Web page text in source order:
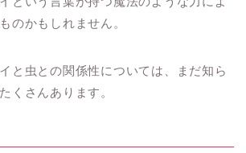
のかもしれません。
と虫との関係性については、まだ知ら
くさんあります。